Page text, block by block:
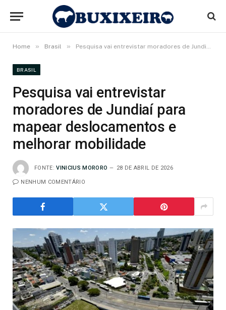
Home » Brasil » Pesquisa vai entrevistar moradores de Jundiaí para mapear deslocamentos e melhorar mobilidade
BRASIL
Pesquisa vai entrevistar
moradores de Jundiaí para
mapear deslocamentos e
melhorar mobilidade
FONTE: VINICIUS MORORO 28 DE ABRIL DE 2026
NENHUM COMENTÁRIO